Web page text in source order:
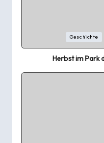
in
Geschichte
Herbst im Park